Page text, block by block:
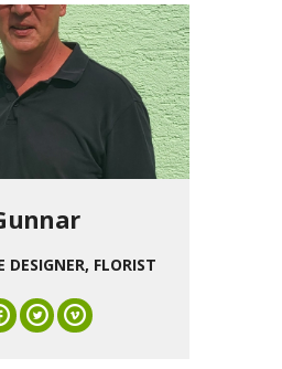
DESIGNER, FLORIST